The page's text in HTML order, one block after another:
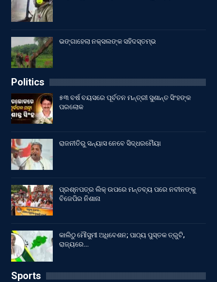
ଭଙ୍ଗାହେଲା ନକ୍ସଲଙ୍କ ସହିଦସ୍ତମ୍ଭ
Politics
୫୩ ବର୍ଷ ବୟସରେ ପୂର୍ବତନ ମନ୍ତ୍ରୀ ସୁଶାନ୍ତ ସିଂହଙ୍କ
ପରଲୋକ
ରାଜନୀତିରୁ ସନ୍ୟାସ ନେବେ ସିଦ୍ଧରମୈୟା
ପ୍ରଶ୍ନପତ୍ର ଲିକ୍ ଉପରେ ମନ୍ତବ୍ୟ ପରେ ନବୀନଙ୍କୁ
ବିଜେପିର ନିଶାନା
କାଲିଠୁ ମୌସୁମୀ ଅଧିବେଶନ; ପାଠ୍ୟ ପୁସ୍ତକ ତ୍ରୁଟି,
ରାଜ୍ୟରେ…
Sports